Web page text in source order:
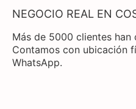
NEGOCIO REAL EN
Más de 5000 clientes
Contamos con ubicación
WhatsApp.